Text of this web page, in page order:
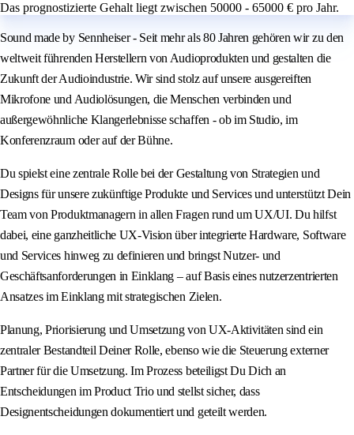
Das prognostizierte Gehalt liegt zwischen 50000 - 65000 € pro Jahr.
Sound made by Sennheiser - Seit mehr als 80 Jahren gehören wir zu den
weltweit führenden Herstellern von Audioprodukten und gestalten die
Zukunft der Audioindustrie. Wir sind stolz auf unsere ausgereiften
Mikrofone und Audiolösungen, die Menschen verbinden und
außergewöhnliche Klangerlebnisse schaffen - ob im Studio, im
Konferenzraum oder auf der Bühne.
Du spielst eine zentrale Rolle bei der Gestaltung von Strategien und
Designs für unsere zukünftige Produkte und Services und unterstützt Dein
Team von Produktmanagern in allen Fragen rund um UX/UI. Du hilfst
dabei, eine ganzheitliche UX-Vision über integrierte Hardware, Software
und Services hinweg zu definieren und bringst Nutzer- und
Geschäftsanforderungen in Einklang – auf Basis eines nutzerzentrierten
Ansatzes im Einklang mit strategischen Zielen.
Planung, Priorisierung und Umsetzung von UX-Aktivitäten sind ein
zentraler Bestandteil Deiner Rolle, ebenso wie die Steuerung externer
Partner für die Umsetzung. Im Prozess beteiligst Du Dich an
Entscheidungen im Product Trio und stellst sicher, dass
Designentscheidungen dokumentiert und geteilt werden.